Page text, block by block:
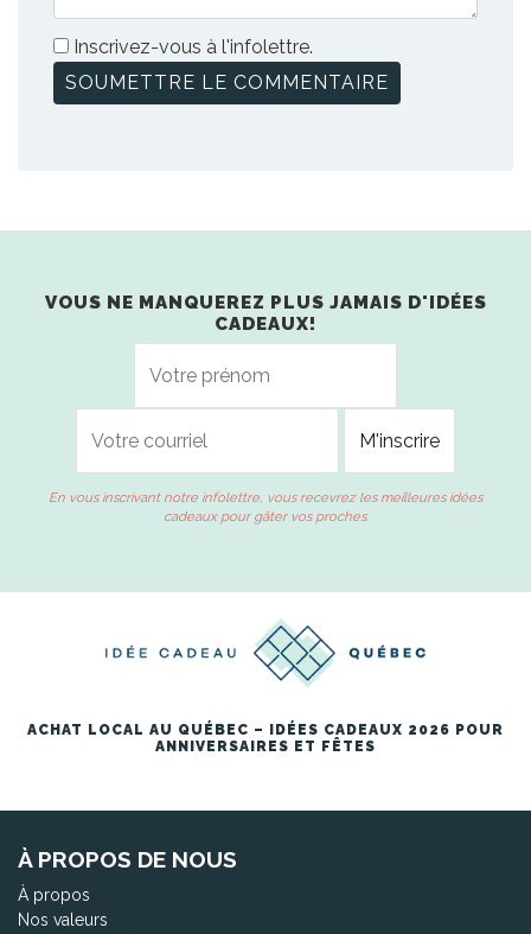
Inscrivez-vous à l'infolettre.
VOUS NE MANQUEREZ PLUS JAMAIS D'IDÉES
CADEAUX!
En vous inscrivant notre infolettre, vous recevrez les meilleures idées
cadeaux pour gâter vos proches.
ACHAT LOCAL AU QUÉBEC – IDÉES CADEAUX 2026 POUR
ANNIVERSAIRES ET FÊTES
À PROPOS DE NOUS
À propos
Nos valeurs